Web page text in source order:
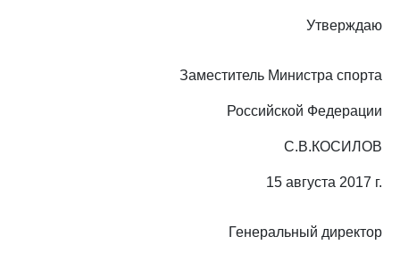
Утверждаю
Заместитель Министра спорта
Российской Федерации
С.В.КОСИЛОВ
15 августа 2017 г.
Генеральный директор